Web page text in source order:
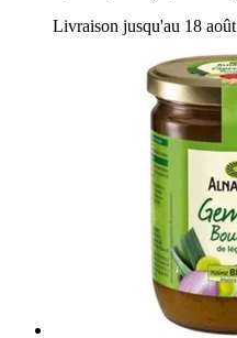
Livraison jusqu'au 18 août